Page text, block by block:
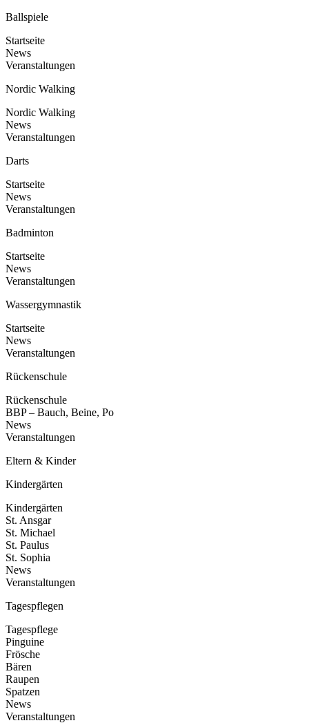
Ballspiele
Startseite
News
Veranstaltungen
Nordic Walking
Nordic Walking
News
Veranstaltungen
Darts
Startseite
News
Veranstaltungen
Badminton
Startseite
News
Veranstaltungen
Wassergymnastik
Startseite
News
Veranstaltungen
Rückenschule
Rückenschule
BBP – Bauch, Beine, Po
News
Veranstaltungen
Eltern & Kinder
Kindergärten
Kindergärten
St. Ansgar
St. Michael
St. Paulus
St. Sophia
News
Veranstaltungen
Tagespflegen
Tagespflege
Pinguine
Frösche
Bären
Raupen
Spatzen
News
Veranstaltungen